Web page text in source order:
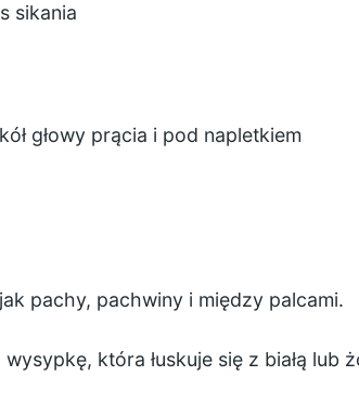
sikania
głowy prącia i pod napletkiem
pachy, pachwiny i między palcami.
która łuskuje się z białą lub